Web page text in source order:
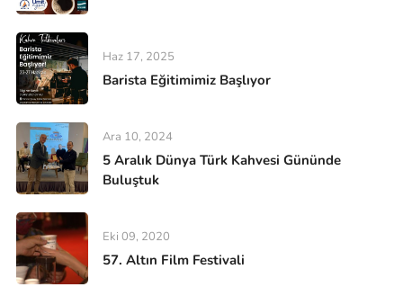
Haz 17, 2025
Barista Eğitimimiz Başlıyor
Ara 10, 2024
5 Aralık Dünya Türk Kahvesi Gününde
Buluştuk
Eki 09, 2020
57. Altın Film Festivali